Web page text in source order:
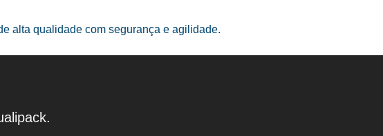
alta qualidade com segurança e agilidade.